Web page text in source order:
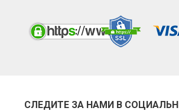
СЛЕДИТЕ ЗА НАМИ В